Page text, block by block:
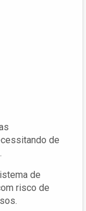
de
de
risco de